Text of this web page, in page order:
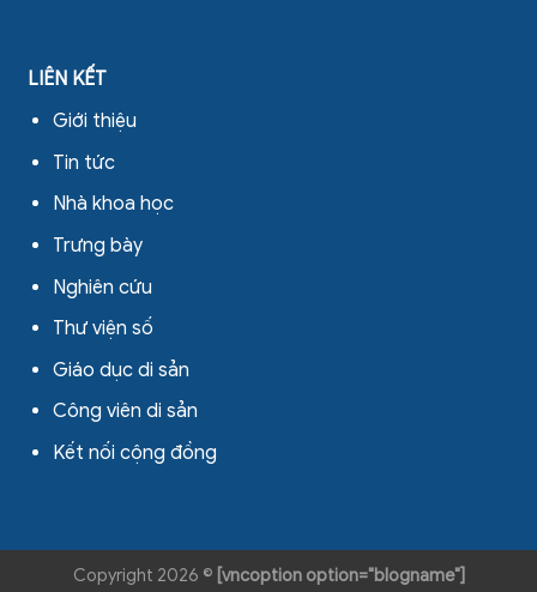
LIÊN KẾT
Giới thiệu
Tin tức
Nhà khoa học
Trưng bày
Nghiên cứu
Thư viện số
Giáo dục di sản
Công viên di sản
Kết nối cộng đồng
Copyright 2026 © [vncoption option="blogname"]